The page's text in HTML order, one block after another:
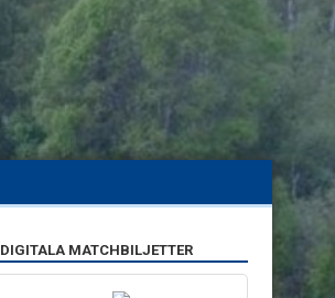
DIGITALA MATCHBILJETTER